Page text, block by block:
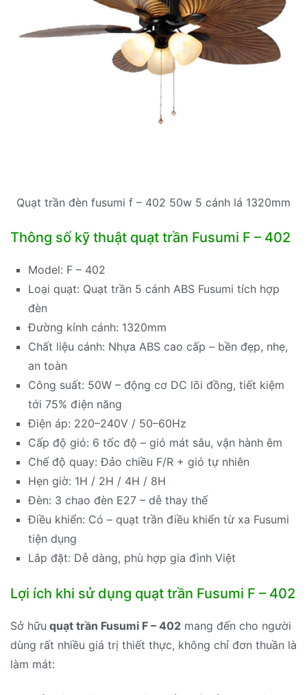
Quạt trần đèn fusumi f – 402 50w 5 cánh lá 1320mm
Thông số kỹ thuật quạt trần Fusumi F – 402
Model: F – 402
Loại quạt: Quạt trần 5 cánh ABS Fusumi tích hợp
đèn
Đường kính cánh: 1320mm
Chất liệu cánh: Nhựa ABS cao cấp – bền đẹp, nhẹ,
an toàn
Công suất: 50W – động cơ DC lõi đồng, tiết kiệm
tới 75% điện năng
Điện áp: 220–240V / 50–60Hz
Cấp độ gió: 6 tốc độ – gió mát sâu, vận hành êm
Chế độ quay: Đảo chiều F/R + gió tự nhiên
Hẹn giờ: 1H / 2H / 4H / 8H
Đèn: 3 chao đèn E27 – dễ thay thế
Điều khiển: Có – quạt trần điều khiển từ xa Fusumi
tiện dụng
Lắp đặt: Dễ dàng, phù hợp gia đình Việt
Lợi ích khi sử dụng quạt trần Fusumi F – 402
Sở hữu quạt trần Fusumi F – 402 mang đến cho người
dùng rất nhiều giá trị thiết thực, không chỉ đơn thuần là
làm mát: